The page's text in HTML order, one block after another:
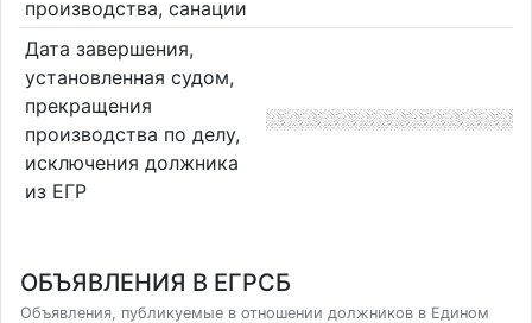
производства, санации
Дата завершения,
установленная судом,
прекращения
производства по делу,
исключения должника
из ЕГР
ОБЪЯВЛЕНИЯ В ЕГРСБ
Объявления, публикуемые в отношении должников в Едином